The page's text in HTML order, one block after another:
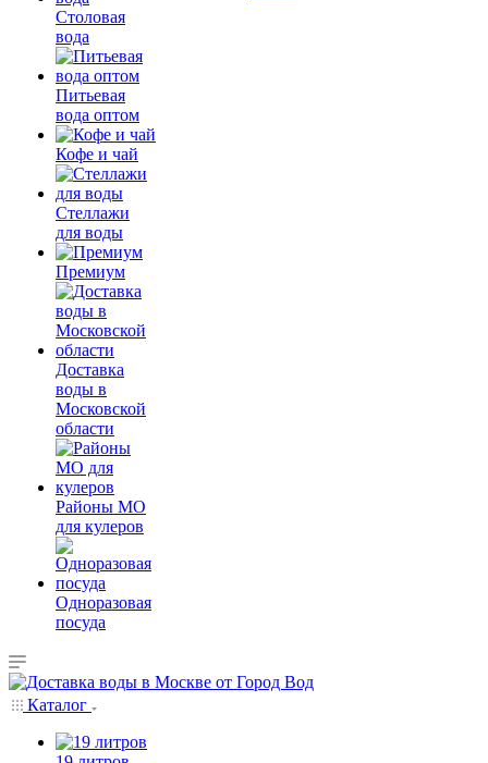
Столовая
вода
Питьевая
вода оптом
Кофе и чай
Стеллажи
для воды
Премиум
Доставка
воды в
Московской
области
Районы МО
для кулеров
Одноразовая
посуда
Каталог